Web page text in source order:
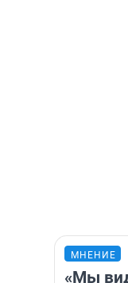
МНЕНИЕ
«Мы